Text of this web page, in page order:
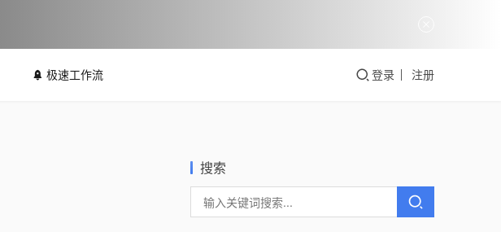
极速工作流 登录 注册
搜索